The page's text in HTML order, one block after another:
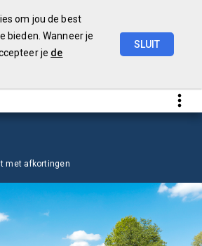
om jou de best
bieden. Wanneer je
je de
SLUIT
met afkortingen